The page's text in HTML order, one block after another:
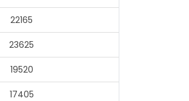
22165
23625
19520
17405